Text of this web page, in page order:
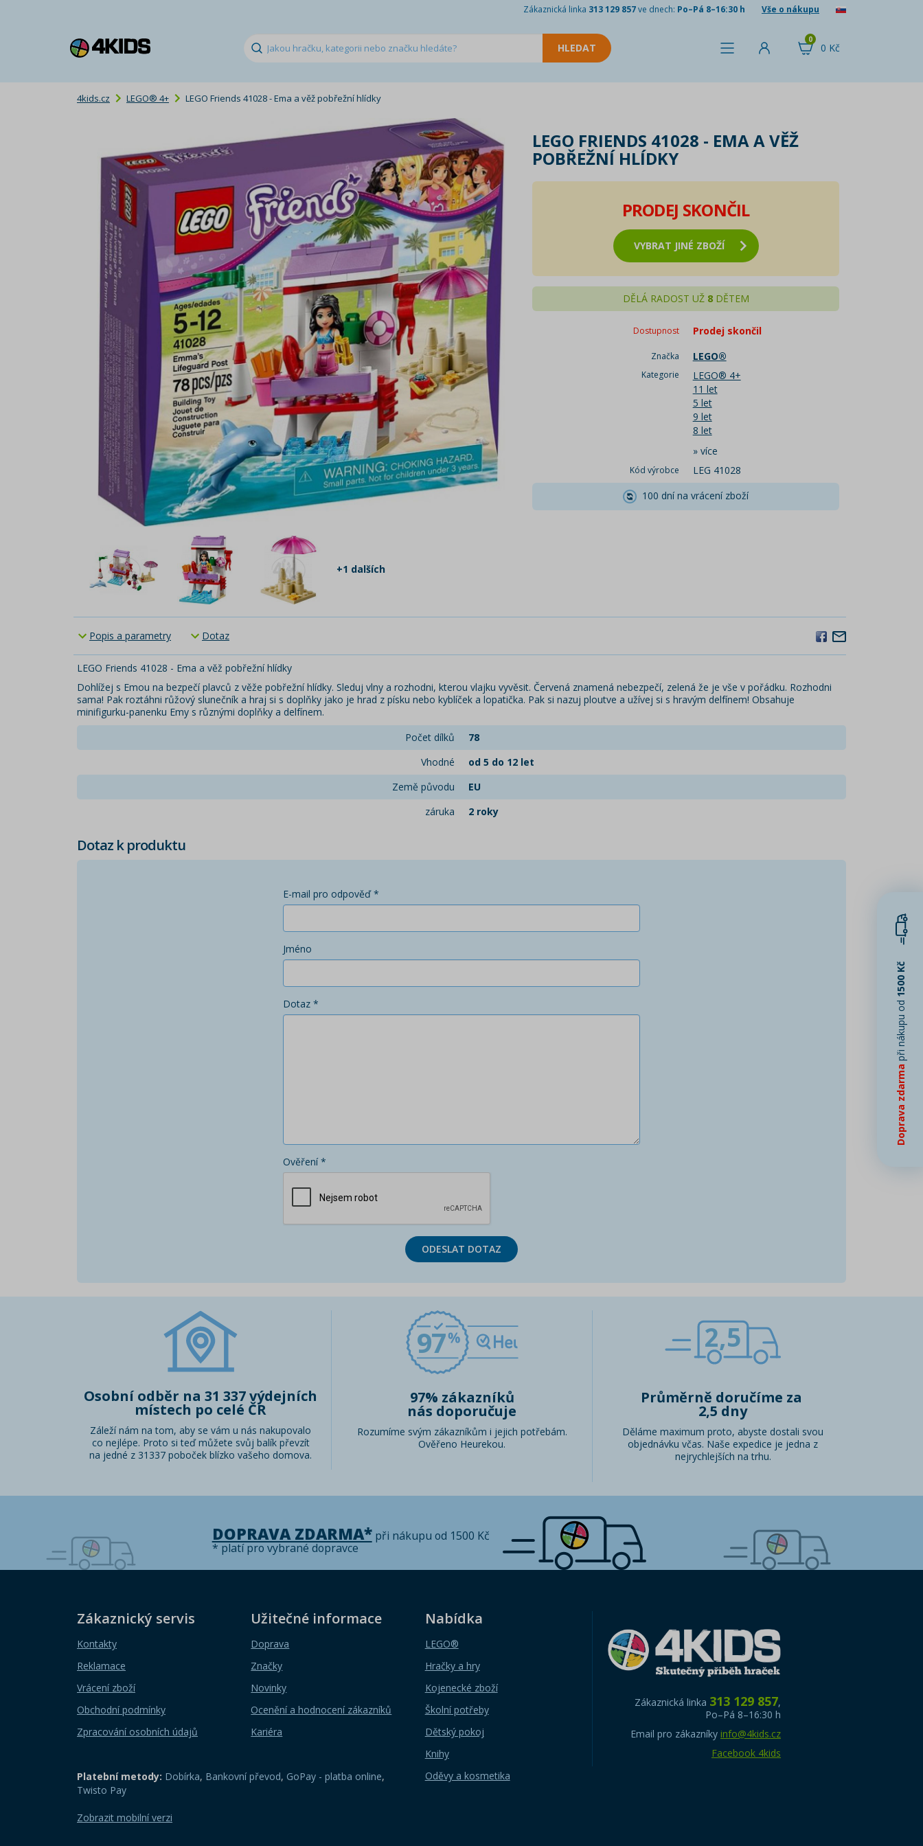
Zákaznická linka 313 129 857ve dnech: Po–Pá 8–16:30 h Vše o nákupu
0 Kč
0
4kids.cz LEGO® 4+ LEGO Friends 41028 - Ema a věž pobřežní hlídky
+1 dalších
LEGO FRIENDS 41028 - EMA A VĚŽ
POBŘEŽNÍ HLÍDKY
PRODEJ SKONČIL
VYBRAT JINÉ ZBOŽÍ
DĚLÁ RADOST UŽ 8DĚTEM
Dostupnost Prodej skončil
Značka LEGO®
Kategorie
LEGO® 4+
11 let
5 let
9 let
8 let
» více
Kód výrobce
LEG 41028
100 dní na vrácení zboží
Popis a parametry Dotaz
LEGO Friends 41028 - Ema a věž pobřežní hlídky
Dohlížej s Emou na bezpečí plavců z věže pobřežní hlídky. Sleduj vlny a rozhodni, kterou vlajku vyvěsit. Červená znamená nebezpečí, zelená že je vše v pořádku. Rozhodni
sama! Pak roztáhni růžový slunečník a hraj si s doplňky jako je hrad z písku nebo kyblíček a lopatička. Pak si nazuj ploutve a užívej si s hravým delfínem! Obsahuje
minifigurku-panenku Emy s různými doplňky a delfínem.
Počet dílků
78
Vhodné
od 5 do 12 let
Země původu
EU
záruka
2 roky
Dotaz k produktu
E-mail pro odpověď *
Jméno
Dotaz *
Ověření *
ODESLAT DOTAZ
Osobní odběr na 31 337 výdejních
místech po celé ČR
Záleží nám na tom, aby se vám u nás nakupovalo
co nejlépe. Proto si teď můžete svůj balík převzít
na jedné z 31337 poboček blízko vašeho domova.
97
97% zákazníků
nás doporučuje
Rozumíme svým zákazníkům i jejich potřebám.
Ověřeno Heurekou.
2,5
Průměrně doručíme za
2,5 dny
Děláme maximum proto, abyste dostali svou
objednávku včas. Naše expedice je jedna z
nejrychlejších na trhu.
DOPRAVA ZDARMA*při nákupu od 1500 Kč
* platí pro vybrané dopravce
Zákaznický servis
Kontakty
Reklamace
Vrácení zboží
Obchodní podmínky
Zpracování osobních údajů
Užitečné informace
Doprava
Značky
Novinky
Ocenění a hodnocení zákazníků
Kariéra
Nabídka
LEGO®
Hračky a hry
Kojenecké zboží
Školní potřeby
Dětský pokoj
Knihy
Oděvy a kosmetika
Platební metody: Dobírka, Bankovní převod, GoPay - platba online,
Twisto Pay
Zobrazit mobilní verzi
Zákaznická linka 313 129 857,
Po–Pá 8–16:30 h
Email pro zákazníky info@4kids.cz
Facebook 4kids
Doprava zdarma
při nákupu od
1500 Kč